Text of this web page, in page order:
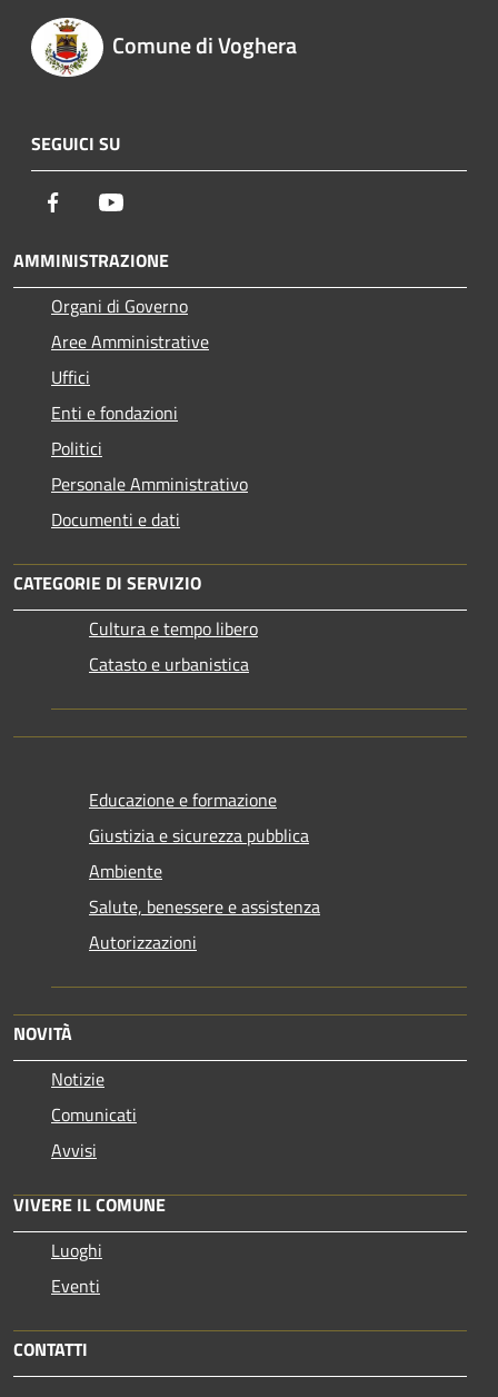
Comune di Voghera
SEGUICI SU
Facebook
AMMINISTRAZIONE
Organi di Governo
Aree Amministrative
Uffici
Enti e fondazioni
Politici
Personale Amministrativo
Documenti e dati
CATEGORIE DI SERVIZIO
Cultura e tempo libero
Catasto e urbanistica
Educazione e formazione
Giustizia e sicurezza pubblica
Ambiente
Salute, benessere e assistenza
Autorizzazioni
NOVITÀ
Notizie
Comunicati
Avvisi
VIVERE IL COMUNE
Luoghi
Eventi
CONTATTI